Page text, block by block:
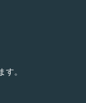
す。